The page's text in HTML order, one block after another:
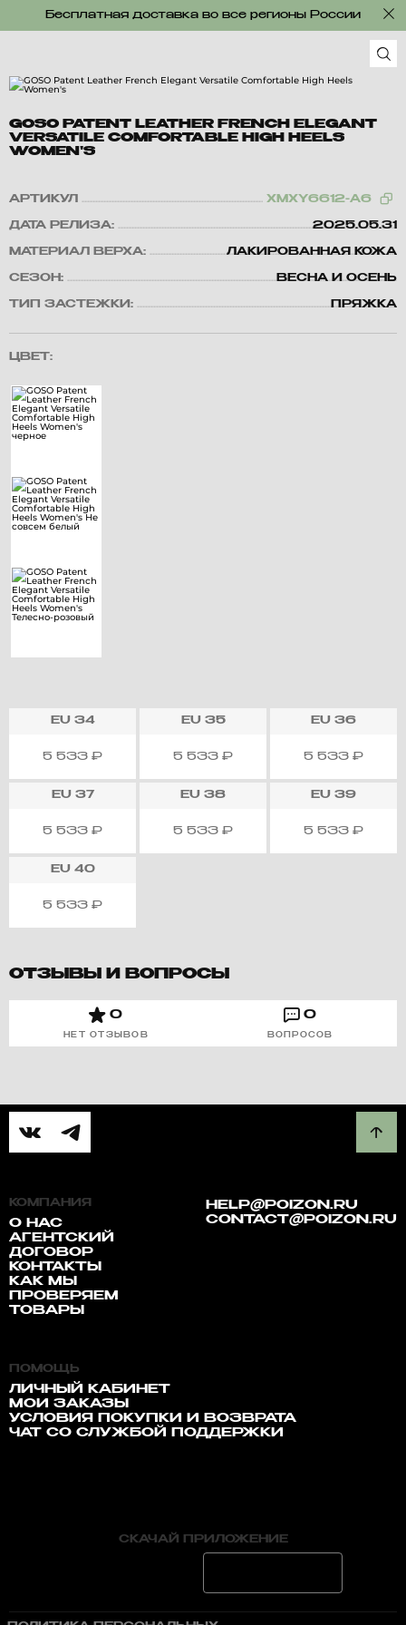
Бесплатная доставка во все регионы России
GOSO PATENT LEATHER FRENCH ELEGANT
VERSATILE COMFORTABLE HIGH HEELS
WOMEN'S
АРТИКУЛ XMXY6612-A6
ДАТА РЕЛИЗА: 2025.05.31
МАТЕРИАЛ ВЕРХА: ЛАКИРОВАННАЯ КОЖА
СЕЗОН: ВЕСНА И ОСЕНЬ
ТИП ЗАСТЕЖКИ: ПРЯЖКА
ЦВЕТ:
EU34
5 533 ₽
EU35
5 533 ₽
EU 36
5 533 ₽
EU37
5 533 ₽
EU 38
5 533 ₽
EU 39
5 533 ₽
EU40
5 533 ₽
ОТЗЫВЫ И ВОПРОСЫ
0
НЕТ ОТЗЫВОВ
0
ВОПРОСОВ
КОМПАНИЯ
О НАС
АГЕНТСКИЙ
ДОГОВОР
КОНТАКТЫ
КАК МЫ
ПРОВЕРЯЕМ
ТОВАРЫ
HELP@POIZON.RU
CONTACT@POIZON.RU
ПОМОЩЬ
ЛИЧНЫЙ КАБИНЕТ
МОИ ЗАКАЗЫ
УСЛОВИЯ ПОКУПКИ И ВОЗВРАТА
ЧАТ СО СЛУЖБОЙ ПОДДЕРЖКИ
СКАЧАЙ ПРИЛОЖЕНИЕ